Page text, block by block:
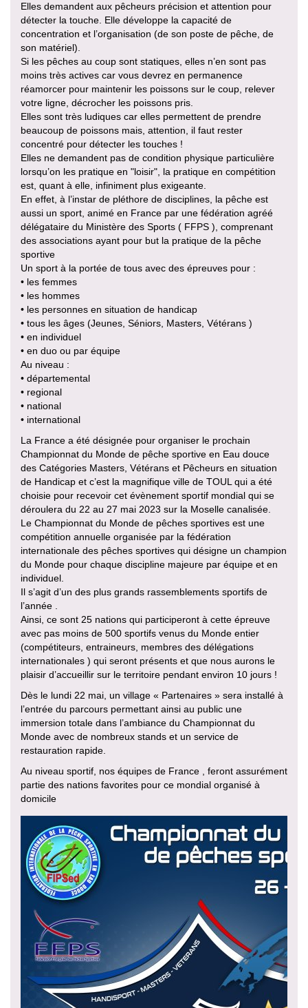
Elles demandent aux pêcheurs précision et attention pour
détecter la touche. Elle développe la capacité de
concentration et l’organisation (de son poste de pêche, de
son matériel).
Si les pêches au coup sont statiques, elles n’en sont pas
moins très actives car vous devrez en permanence
réamorcer pour maintenir les poissons sur le coup, relever
votre ligne, décrocher les poissons pris.
Elles sont très ludiques car elles permettent de prendre
beaucoup de poissons mais, attention, il faut rester
concentré pour détecter les touches !
Elles ne demandent pas de condition physique particulière
lorsqu’on les pratique en "loisir", la pratique en compétition
est, quant à elle, infiniment plus exigeante.
En effet, à l’instar de pléthore de disciplines, la pêche est
aussi un sport, animé en France par une fédération agréé
délégataire du Ministère des Sports ( FFPS ), comprenant
des associations ayant pour but la pratique de la pêche
sportive
Un sport à la portée de tous avec des épreuves pour :
• les femmes
• les hommes
• les personnes en situation de handicap
• tous les âges (Jeunes, Séniors, Masters, Vétérans )
• en individuel
• en duo ou par équipe
Au niveau :
• départemental
• regional
• national
• international
La France a été désignée pour organiser le prochain
Championnat du Monde de pêche sportive en Eau douce
des Catégories Masters, Vétérans et Pêcheurs en situation
de Handicap et c’est la magnifique ville de TOUL qui a été
choisie pour recevoir cet évènement sportif mondial qui se
déroulera du 22 au 27 mai 2023 sur la Moselle canalisée.
Le Championnat du Monde de pêches sportives est une
compétition annuelle organisée par la fédération
internationale des pêches sportives qui désigne un champion
du Monde pour chaque discipline majeure par équipe et en
individuel.
Il s’agit d’un des plus grands rassemblements sportifs de
l’année .
Ainsi, ce sont 25 nations qui participeront à cette épreuve
avec pas moins de 500 sportifs venus du Monde entier
(compétiteurs, entraineurs, membres des délégations
internationales ) qui seront présents et que nous aurons le
plaisir d’accueillir sur le territoire pendant environ 10 jours !
Dès le lundi 22 mai, un village « Partenaires » sera installé à
l’entrée du parcours permettant ainsi au public une
immersion totale dans l’ambiance du Championnat du
Monde avec de nombreux stands et un service de
restauration rapide.
Au niveau sportif, nos équipes de France , feront assurément
partie des nations favorites pour ce mondial organisé à
domicile